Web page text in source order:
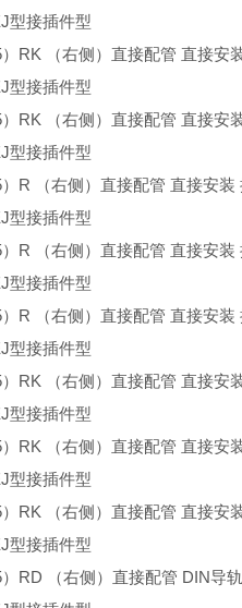
型接插件型
RK （右侧）直接配管 直接安
型接插件型
RK （右侧）直接配管 直接安
型接插件型
R （右侧）直接配管 直接安
型接插件型
R （右侧）直接配管 直接安
型接插件型
R （右侧）直接配管 直接安
型接插件型
RK （右侧）直接配管 直接安
型接插件型
RK （右侧）直接配管 直接安
型接插件型
RK （右侧）直接配管 直接安
型接插件型
RD （右侧）直接配管 DIN导